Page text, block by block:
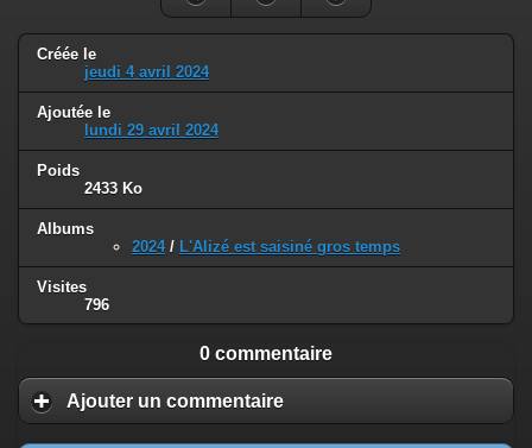
Créée le
jeudi 4 avril 2024
Ajoutée le
lundi 29 avril 2024
Poids
2433 Ko
Albums
2024/ L'Alizé est saisiné gros temps
Visites
796
0 commentaire
Ajouter un commentaire